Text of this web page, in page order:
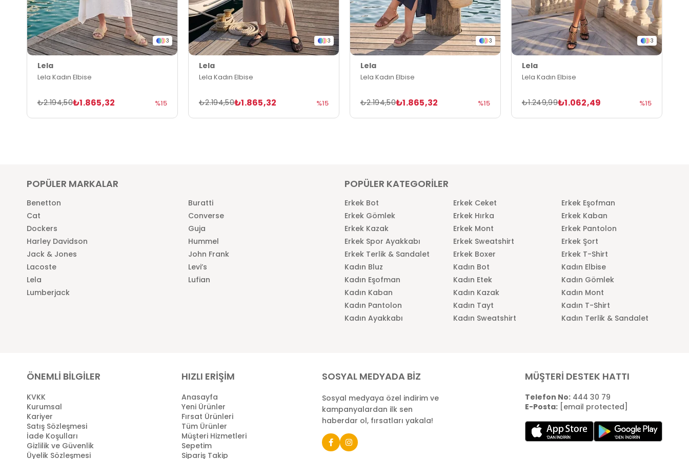
3
Lela
Lela Kadın Elbise
₺1.865,32
₺2.194,50 %15
3
Lela
Lela Kadın Elbise
₺1.865,32
₺2.194,50 %15
3
Lela
Lela Kadın Elbise
₺1.865,32
₺2.194,50 %15
3
Lela
Lela Kadın Elbise
₺1.062,49
₺1.249,99 %15
POPÜLER MARKALAR
Benetton
Buratti
Cat
Converse
Dockers
Guja
Harley Davidson
Hummel
Jack & Jones
John Frank
Lacoste
Levi’s
Lela
Lufian
Lumberjack
POPÜLER KATEGORİLER
Erkek Bot Erkek Ceket
Erkek Eşofman
Erkek Gömlek
Erkek Hırka
Erkek Kaban
Erkek Kazak
Erkek Mont
Erkek Pantolon
Erkek Spor Ayakkabı
Erkek Sweatshirt
Erkek Şort
Erkek Terlik & Sandalet
Erkek Boxer
Erkek T-Shirt
Kadın Bluz
Kadın Bot
Kadın Elbise
Kadın Eşofman
Kadın Etek
Kadın Gömlek
Kadın Kaban
Kadın Kazak
Kadın Mont
Kadın Pantolon
Kadın Tayt
Kadın T-Shirt
Kadın Ayakkabı
Kadın Sweatshirt Kadın Terlik & Sandalet
ÖNEMLİ BİLGİLER
KVKK
Kurumsal
Kariyer
Satış Sözleşmesi
İade Koşulları
Gizlilik ve Güvenlik
Üyelik Sözleşmesi
HIZLI ERİŞİM
Anasayfa
Yeni Ürünler
Fırsat Ürünleri
Tüm Ürünler
Müşteri Hizmetleri
Sepetim
Sipariş Takip
SOSYAL MEDYADA BİZ
Sosyal medyaya özel indirim ve
kampanyalardan ilk sen
haberdar ol, fırsatları yakala!
MÜŞTERİ DESTEK HATTI
Telefon No:444 30 79
E-Posta: [email protected]